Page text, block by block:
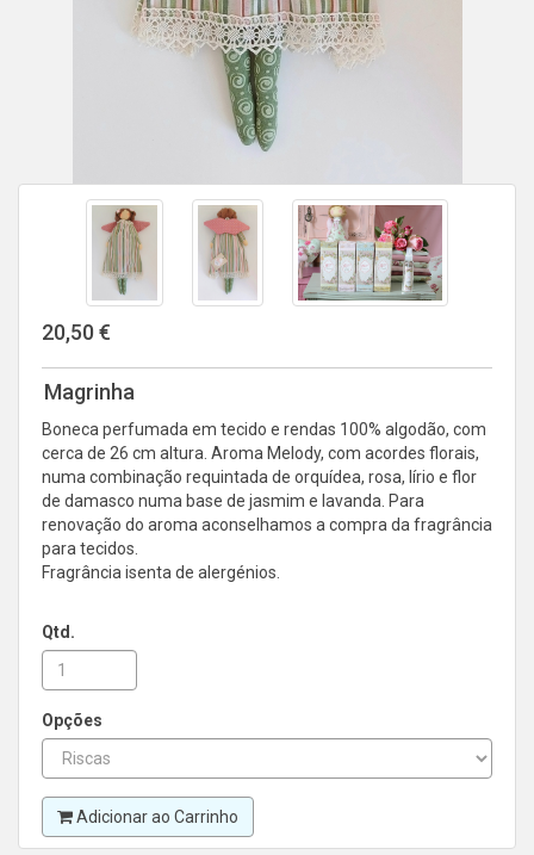
20,50 €
Magrinha
Boneca perfumada em tecido e rendas 100% algodão, com
cerca de 26 cm altura. Aroma Melody, com acordes florais,
numa combinação requintada de orquídea, rosa, lírio e flor
de damasco numa base de jasmim e lavanda. Para
renovação do aroma aconselhamos a compra da fragrância
para tecidos.
Fragrância isenta de alergénios.
Qtd.
Opções
Adicionar ao Carrinho